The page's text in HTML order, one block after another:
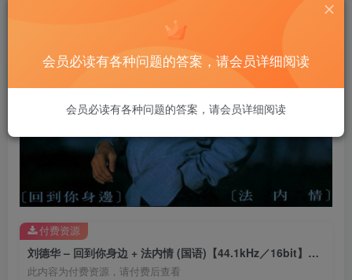
刘德华 – 回到你身边 + 法内情 (国语)【44.1kHz／16bit】法国区
此内容为付费资源，请付费后查看
付费资源
会员必读有各种问题的答案，请会员详细阅读
会员必读有各种问题的答案，请会员详细阅读